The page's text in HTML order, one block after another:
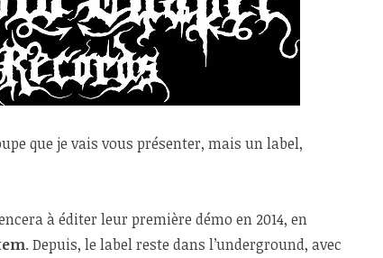
que je vais vous présenter, mais un label,
à éditer leur première démo en 2014, en
. Depuis, le label reste dans l’underground, avec